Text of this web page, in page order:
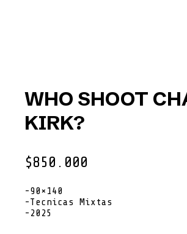
WHO SHOOT
KIRK?
$850.000
-90×140
-Tecnicas Mixtas
-2025